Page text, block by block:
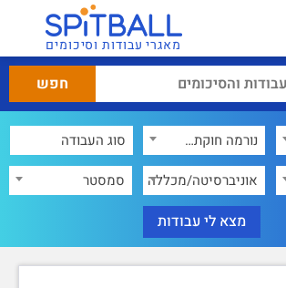
מאגרי עבודות וסיכומים
נורמה חוקתית
אוניברסיטה/מכללה סמסטר